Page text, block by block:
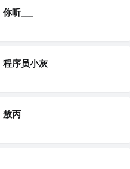
你听___
程序员小灰
敖丙